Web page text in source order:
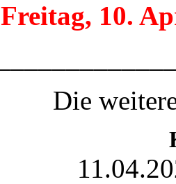
Freitag, 10.
Die